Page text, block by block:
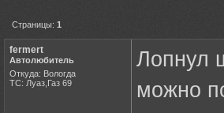
Страницы:1
fermert
Автолюбитель
Откуда: Вологда
ТС: Луаз,Газ 69
Лопнул
можно